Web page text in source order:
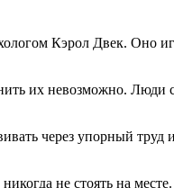
Кэрол Двек. Оно
их невозможно. Люди
через упорный
не стоять на месте.